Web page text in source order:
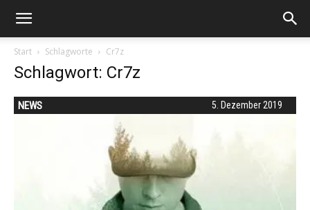
Start Schlagworte Cr7z
Schlagwort: Cr7z
5. Dezember 2019
NEWS